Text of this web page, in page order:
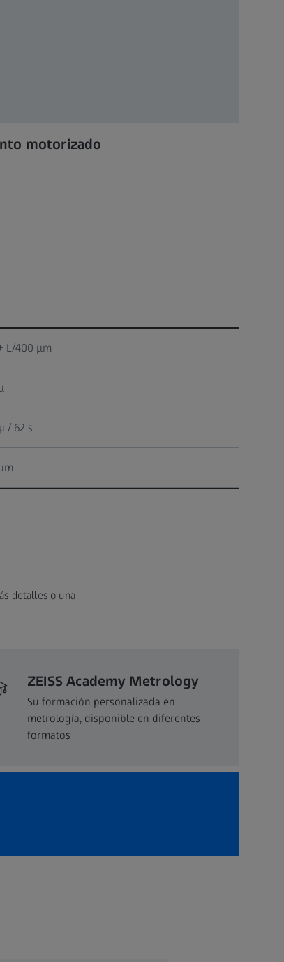
motorizado
L/400 μm
/ 62 s
detalles o una
ZEISS Academy Metrology
Su formación personalizada en
metrología, disponible en diferentes
formatos